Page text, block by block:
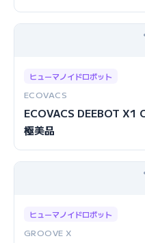
ヒューマノイドロボット
ECOVACS
ECOVACS DEEBOT X1
極美品
ヒューマノイドロボット
GROOVE X